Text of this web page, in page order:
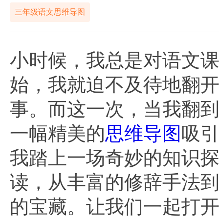
三年级语文思维导图
小时候，我总是对语文
始，我就迫不及待地翻
事。而这一次，当我翻
一幅精美的思维导图吸
我踏上一场奇妙的知识
读，从丰富的修辞手法
的宝藏。让我们一起打